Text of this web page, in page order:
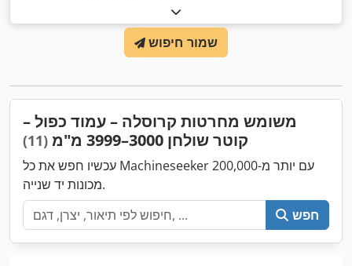
שמור חיפוש
משומש מחרטות קרוסלה – עמוד כפול –
קוטר שולחן 3000–3999 מ"מ
(11)
עכשיו חפש את כל Machineseeker עם יותר מ-200,000
מכונות יד שנייה.
חפש